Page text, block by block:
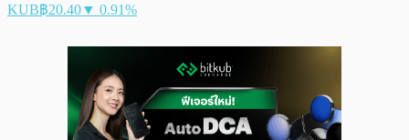
KUB฿20.40▼ 0.91%